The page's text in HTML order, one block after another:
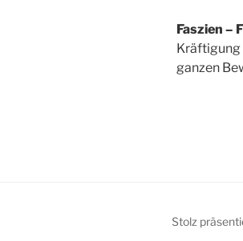
Faszien –
Kräftigung
ganzen
Stolz